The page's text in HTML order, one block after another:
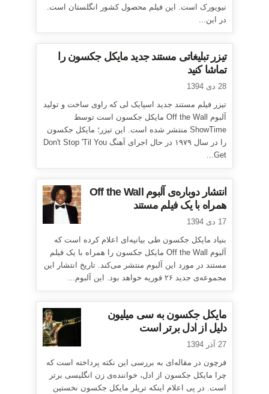
نیویورک است. این فیلم محصول کشور انگلستان است.
در این...
تیزر تبلیغاتی مستند جدید مایکل جکسون را
تماشا کنید
28 دی 1394
تیزر فیلم مستند جدید اسپایک لی که راوی ساخت و تولید
آلبوم Off the Wall مایکل جکسون است توسط
ShowTime منتشر شده است. این تیزر؛ مایکل جکسون
را در سال ۱۹۷۹ در حال اجرای آهنگ Don't Stop 'Til You
Get...
انتشار دوباره‌ی آلبوم Off the Wall
همراه با یک فیلم مستند
17 دی 1394
بنیاد مایکل جکسون طی بیانیه‌ای اعلام کرده است که
آلبوم Off the Wall مایکل جکسون را همراه با یک فیلم
مستند در مورد این آلبوم منتشر می‌کند. تاریخ انتشار این
مجموعه‌ی جدید ۲۶ فوریه خواهد بود. این آلبوم...
مایکل جکسون به سی میلیون
دلیل از ادل برتر است
27 آذر 1394
فرچون در مقاله‌ای به بررسی این نکته پرداخته است که
چرا مایکل جکسون از ادل، خواننده‌ی زن انگلیسی برتر
است. در پی اعلام اینکه تریلر مایکل جکسون نخستین